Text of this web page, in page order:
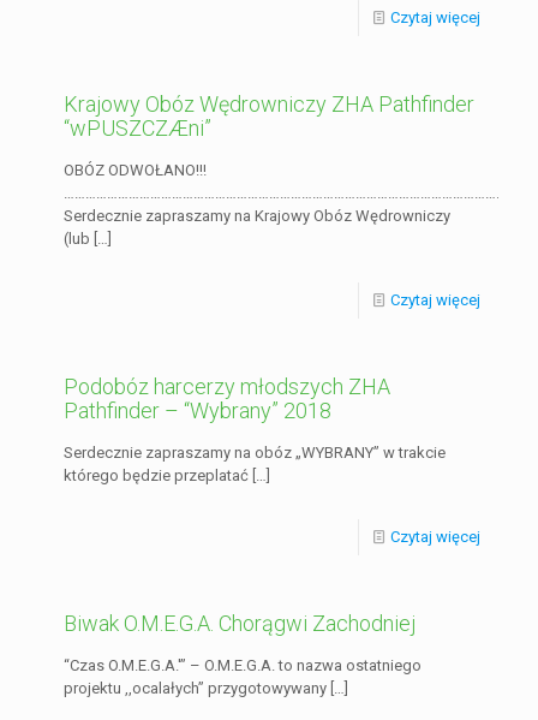
Czytaj więcej
Krajowy Obóz Wędrowniczy ZHA Pathfinder
“wPUSZCZÆni”
OBÓZ ODWOŁANO!!!
……………………………………………………………………………………………………………..
Serdecznie zapraszamy na Krajowy Obóz Wędrowniczy
(lub […]
Czytaj więcej
Podobóz harcerzy młodszych ZHA
Pathfinder – “Wybrany” 2018
Serdecznie zapraszamy na obóz „WYBRANY” w trakcie
którego będzie przeplatać […]
Czytaj więcej
Biwak O.M.E.G.A. Chorągwi Zachodniej
“Czas O.M.E.G.A.'” – O.M.E.G.A. to nazwa ostatniego
projektu ,,ocalałych” przygotowywany […]